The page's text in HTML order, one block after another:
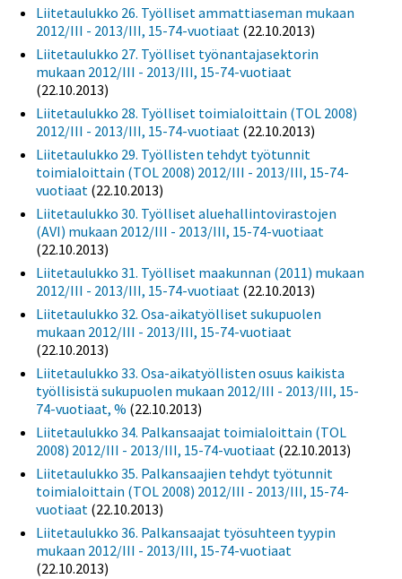
Liitetaulukko 26. Työlliset ammattiaseman mukaan
2012/III - 2013/III, 15-74-vuotiaat (22.10.2013)
Liitetaulukko 27. Työlliset työnantajasektorin
mukaan 2012/III - 2013/III, 15-74-vuotiaat
(22.10.2013)
Liitetaulukko 28. Työlliset toimialoittain (TOL 2008)
2012/III - 2013/III, 15-74-vuotiaat (22.10.2013)
Liitetaulukko 29. Työllisten tehdyt työtunnit
toimialoittain (TOL 2008) 2012/III - 2013/III, 15-74-
vuotiaat (22.10.2013)
Liitetaulukko 30. Työlliset aluehallintovirastojen
(AVI) mukaan 2012/III - 2013/III, 15-74-vuotiaat
(22.10.2013)
Liitetaulukko 31. Työlliset maakunnan (2011) mukaan
2012/III - 2013/III, 15-74-vuotiaat (22.10.2013)
Liitetaulukko 32. Osa-aikatyölliset sukupuolen
mukaan 2012/III - 2013/III, 15-74-vuotiaat
(22.10.2013)
Liitetaulukko 33. Osa-aikatyöllisten osuus kaikista
työllisistä sukupuolen mukaan 2012/III - 2013/III, 15-
74-vuotiaat, % (22.10.2013)
Liitetaulukko 34. Palkansaajat toimialoittain (TOL
2008) 2012/III - 2013/III, 15-74-vuotiaat (22.10.2013)
Liitetaulukko 35. Palkansaajien tehdyt työtunnit
toimialoittain (TOL 2008) 2012/III - 2013/III, 15-74-
vuotiaat (22.10.2013)
Liitetaulukko 36. Palkansaajat työsuhteen tyypin
mukaan 2012/III - 2013/III, 15-74-vuotiaat
(22.10.2013)